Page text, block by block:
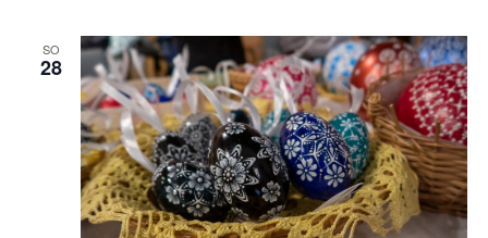
SO
28